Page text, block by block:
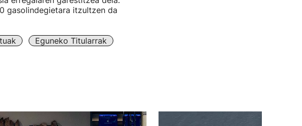
gasolindegietara itzultzen da
Eguneko Titularrak